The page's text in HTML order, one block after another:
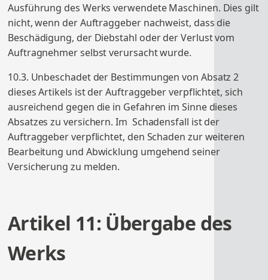
Ausführung des Werks verwendete Maschinen. Dies gilt
nicht, wenn der Auftraggeber nachweist, dass die
Beschädigung, der Diebstahl oder der Verlust vom
Auftragnehmer selbst verursacht wurde.
10.3. Unbeschadet der Bestimmungen von Absatz 2
dieses Artikels ist der Auftraggeber verpflichtet, sich
ausreichend gegen die in Gefahren im Sinne dieses
Absatzes zu versichern. Im Schadensfall ist der
Auftraggeber verpflichtet, den Schaden zur weiteren
Bearbeitung und Abwicklung umgehend seiner
Versicherung zu melden.
Artikel 11: Übergabe des
Werks